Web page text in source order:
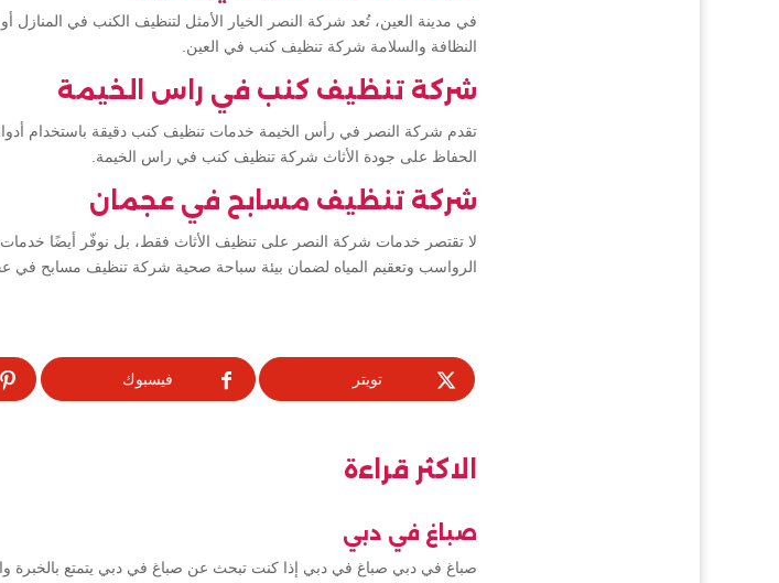
في مدينة العين، تُعد شركة النصر الخيار الأمثل لتنظيف الكنب في المنازل
النظافة والسلامة شركة تنظيف كنب في العين.
شركة تنظيف كنب في راس الخيمة
تقدم شركة النصر في رأس الخيمة خدمات تنظيف كنب دقيقة باستخدام أدوات
الحفاظ على جودة الأثاث شركة تنظيف كنب في راس الخيمة.
شركة تنظيف مسابح في عجمان
لا تقتصر خدمات شركة النصر على تنظيف الأثاث فقط، بل نوفّر أيضًا
الرواسب وتعقيم المياه لضمان بيئة سباحة صحية شركة تنظيف مسابح في
تويتر فيسبوك
الاكثر قراءة
صباغ في دبي
صباغ في دبي صباغ في دبي إذا كنت تبحث عن صباغ في دبي يتمتع بالخبرة